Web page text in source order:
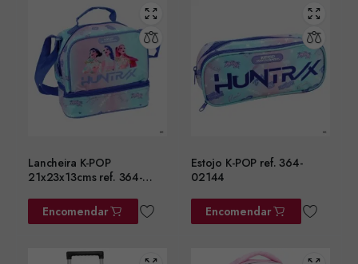
Lancheira K-POP
21x23x13cms ref. 364-
Encomendar
Estojo K-POP ref. 364-
02144
Encomendar